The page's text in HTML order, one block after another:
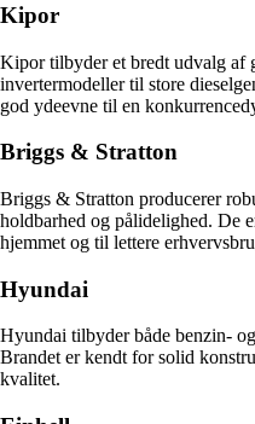
Kipor
Kipor tilbyder et bredt udvalg af
invertermodeller til store
god ydeevne til en
Briggs & Stratton
Briggs & Stratton producerer
holdbarhed og pålidelighed. De
hjemmet og til lettere
Hyundai
Hyundai tilbyder både benzin-
Brandet er kendt for solid
kvalitet.